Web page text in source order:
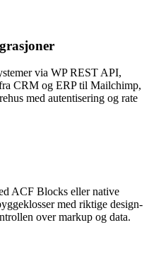
via WP REST API,
CRM og ERP til Mailchimp,
med autentisering og rate
ACF Blocks eller native
med riktige design-
over markup og data.